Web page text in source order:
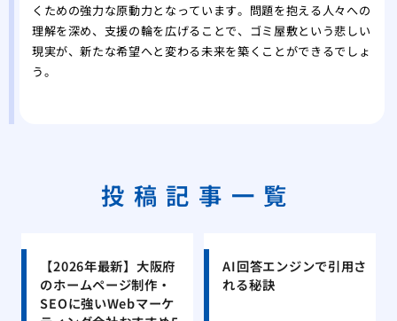
くための強力な原動力となっています。問題を抱える人々への
理解を深め、支援の輪を広げることで、ゴミ屋敷という悲しい
現実が、新たな希望へと変わる未来を築くことができるでしょ
う。
投稿記事一覧
【2026年最新】大阪府
のホームページ制作・
SEOに強いWebマーケ
AI回答エンジンで引用さ
れる秘訣